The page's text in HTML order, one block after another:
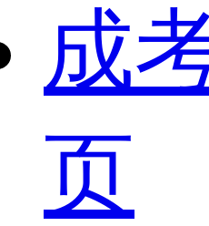
成
页